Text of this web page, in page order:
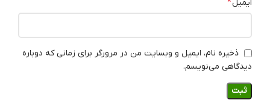
ایمیل
ذخیره نام، ایمیل و وبسایت من در مرورگر برای زمانی که دوباره
دیدگاهی می‌نویسم.